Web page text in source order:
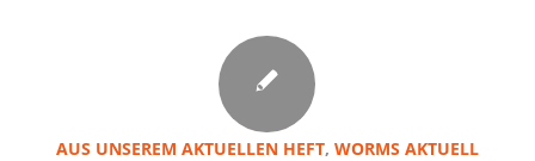
AUS UNSEREM AKTUELLEN HEFT, WORMS AKTUELL